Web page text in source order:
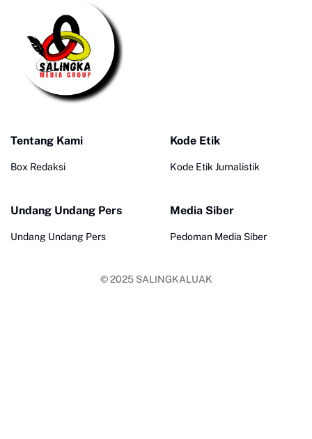
Tentang Kami
Box Redaksi
Kode Etik
Kode Etik Jurnalistik
Undang Undang Pers
Undang Undang Pers
Media Siber
Pedoman Media Siber
© 2025 SALINGKALUAK